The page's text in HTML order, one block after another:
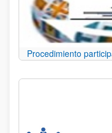
Procedimiento